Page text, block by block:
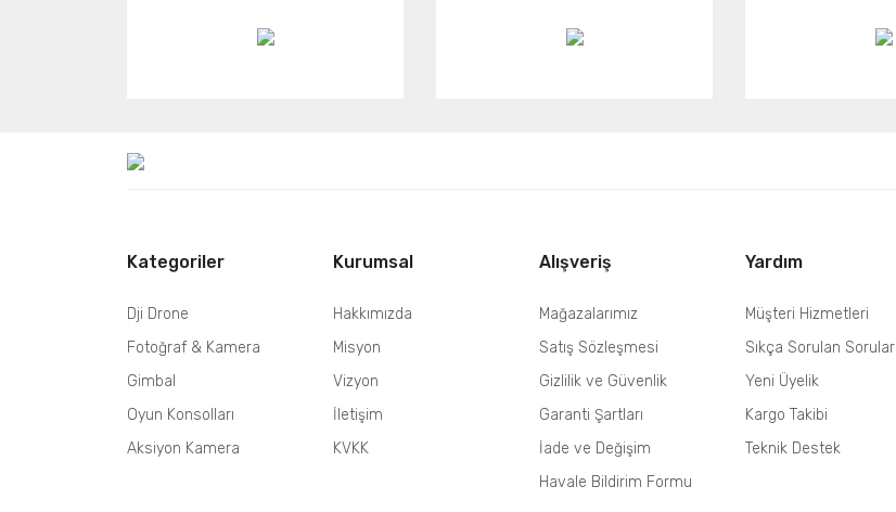
Kategoriler
Dji Drone
Fotoğraf & Kamera
Gimbal
Oyun Konsolları
Aksiyon Kamera
Kurumsal
Hakkımızda
Misyon
Vizyon
İletişim
KVKK
Alışveriş
Mağazalarımız
Satış Sözleşmesi
Gizlilik ve Güvenlik
Garanti Şartları
İade ve Değişim
Havale Bildirim Formu
Yardım
Müşteri Hizmetleri
Sıkça Sorulan Sorular
Yeni Üyelik
Kargo Takibi
Teknik Destek